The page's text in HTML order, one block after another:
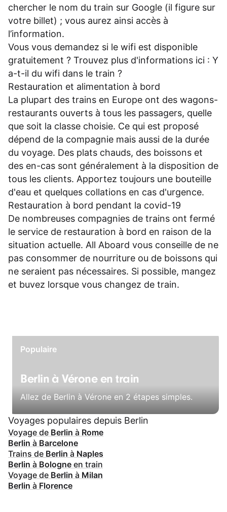
chercher le nom du train sur Google (il figure sur
votre billet) ; vous aurez ainsi accès à
l’information.
Vous vous demandez si le wifi est disponible
gratuitement ? Trouvez plus d'informations ici : Y
a-t-il du wifi dans le train ?
Restauration et alimentation à bord
La plupart des trains en Europe ont des wagons-
restaurants ouverts à tous les passagers, quelle
que soit la classe choisie. Ce qui est proposé
dépend de la compagnie mais aussi de la durée
du voyage. Des plats chauds, des boissons et
des en-cas sont généralement à la disposition de
tous les clients. Apportez toujours une bouteille
d'eau et quelques collations en cas d'urgence.
Restauration à bord pendant la covid-19
De nombreuses compagnies de trains ont fermé
le service de restauration à bord en raison de la
situation actuelle. All Aboard vous conseille de ne
pas consommer de nourriture ou de boissons qui
ne seraient pas nécessaires. Si possible, mangez
et buvez lorsque vous changez de train.
Populaire
Berlin à Vérone en train
Allez de Berlin à Vérone en 2 étapes simples.
Voyages populaires depuis Berlin
Voyage de Berlin à Rome
Berlin à Barcelone
Trains de Berlin à Naples
Berlin à Bologne en train
Voyage de Berlin à Milan
Berlin à Florence